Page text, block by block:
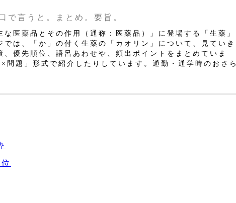
で言うと。まとめ。要旨。
医薬品とその作用（通称：医薬品）」に登場する「生薬」
は、「か」の付く生薬の「カオリン」について、見ていき
、優先順位、語呂あわせや、頻出ポイントをまとめていま
問題」形式で紹介したりしています。通勤・通学時のおさら